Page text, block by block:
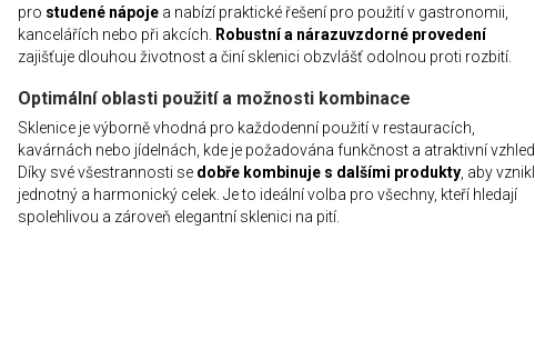
pro studené nápoje a nabízí praktické řešení pro použití v gastronomii,
kancelářích nebo při akcích.
Robustní a nárazuvzdorné provedení
zajišťuje dlouhou životnost a činí sklenici obzvlášť odolnou proti rozbití.
Optimální oblasti použití a možnosti kombinace
Sklenice je výborně vhodná pro každodenní použití v restauracích,
kavárnách nebo jídelnách, kde je požadována funkčnost a atraktivní vzhled.
Díky své všestrannosti se dobře kombinuje s dalšími produkty , aby vznikl
jednotný a harmonický celek. Je to ideální volba pro všechny, kteří hledají
spolehlivou a zároveň elegantní sklenici na pití.